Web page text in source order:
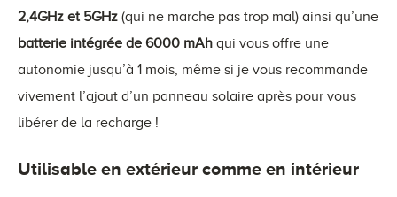
2,4GHz et 5GHz (qui ne marche pas trop mal) ainsi qu’une
batterie intégrée de 6000 mAh qui vous offre une
autonomie jusqu’à 1 mois, même si je vous recommande
vivement l’ajout d’un panneau solaire après pour vous
libérer de la recharge !
Utilisable en extérieur comme en intérieur